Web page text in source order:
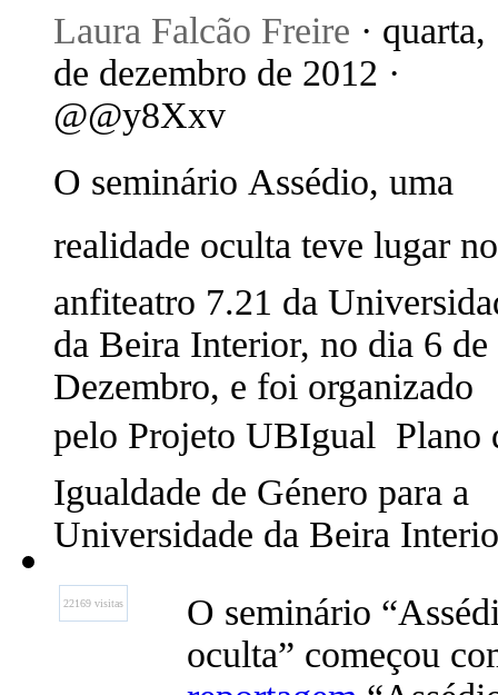
Laura Falcão Freire · quarta,
de dezembro de 2012 ·
@@y8Xxv
O seminário Assédio, uma
realidade oculta teve lugar no
anfiteatro 7.21 da
da Beira Interior, no dia 6 de
Dezembro, e foi organizado
pelo Projeto UBIgual  Plano
Igualdade de Género para a
Universidade da Beira
22169 visitas
O seminário
oculta” começou